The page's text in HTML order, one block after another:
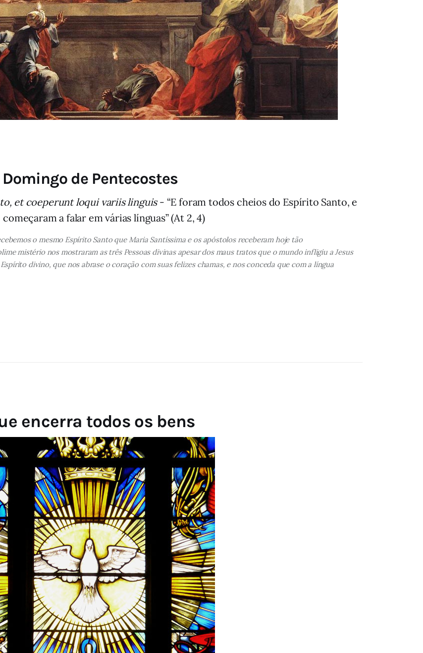
Domingo de Pentecostes
et coeperunt loqui variis linguis- “E foram todos cheios do Espírito Santo, e
começaram a falar em várias línguas” (At 2, 4)
o mesmo Espírito Santo que Maria Santíssima e os apóstolos receberam hoje tão
mistério nos mostraram as três Pessoas divinas apesar dos maus tratos que o mundo infligiu a Jesus
divino, que nos abrase o coração com suas felizes chamas, e nos conceda que com a língua
encerra todos os bens